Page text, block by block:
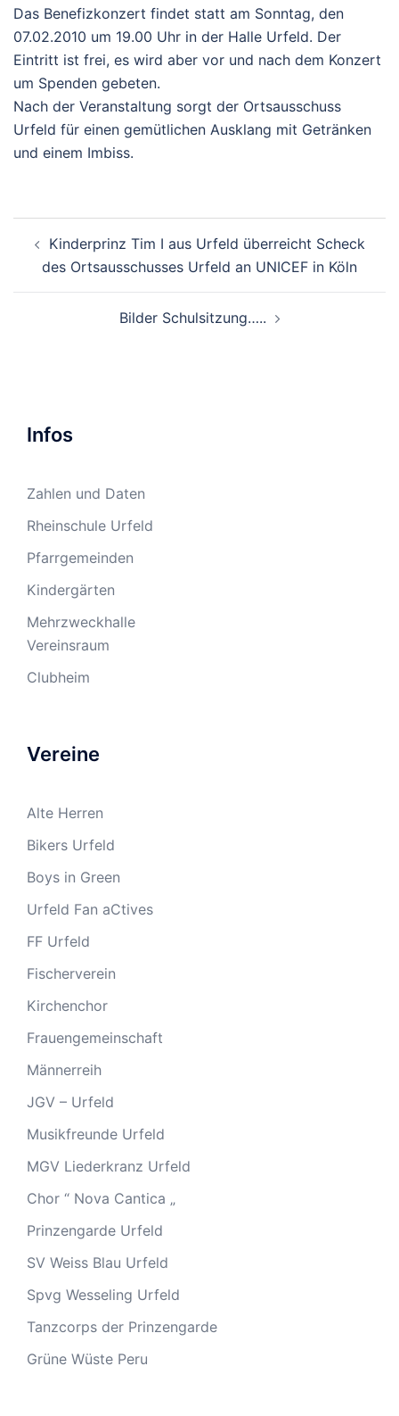
Das Benefizkonzert findet statt am Sonntag, den
07.02.2010 um 19.00 Uhr in der Halle Urfeld. Der
Eintritt ist frei, es wird aber vor und nach dem Konzert
um Spenden gebeten.
Nach der Veranstaltung sorgt der Ortsausschuss
Urfeld für einen gemütlichen Ausklang mit Getränken
und einem Imbiss.
Kinderprinz Tim I aus Urfeld überreicht Scheck
des Ortsausschusses Urfeld an UNICEF in Köln
Bilder Schulsitzung…..
Infos
Zahlen und Daten
Rheinschule Urfeld
Pfarrgemeinden
Kindergärten
Mehrzweckhalle
Vereinsraum
Clubheim
Vereine
Alte Herren
Bikers Urfeld
Boys in Green
Urfeld Fan aCtives
FF Urfeld
Fischerverein
Kirchenchor
Frauengemeinschaft
Männerreih
JGV – Urfeld
Musikfreunde Urfeld
MGV Liederkranz Urfeld
Chor “ Nova Cantica „
Prinzengarde Urfeld
SV Weiss Blau Urfeld
Spvg Wesseling Urfeld
Tanzcorps der Prinzengarde
Grüne Wüste Peru